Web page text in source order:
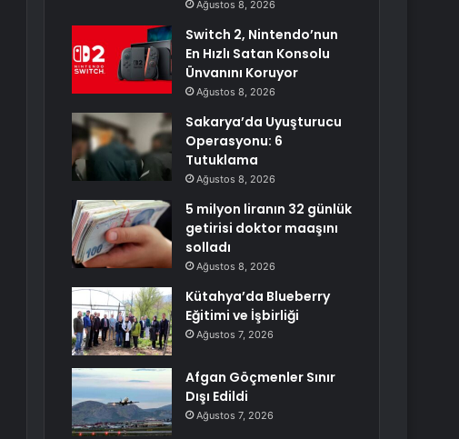
Ağustos 8, 2026
Switch 2, Nintendo’nun
En Hızlı Satan Konsolu
Ünvanını Koruyor
Ağustos 8, 2026
Sakarya’da Uyuşturucu
Operasyonu: 6
Tutuklama
Ağustos 8, 2026
5 milyon liranın 32 günlük
getirisi doktor maaşını
solladı
Ağustos 8, 2026
Kütahya’da Blueberry
Eğitimi ve İşbirliği
Ağustos 7, 2026
Afgan Göçmenler Sınır
Dışı Edildi
Ağustos 7, 2026